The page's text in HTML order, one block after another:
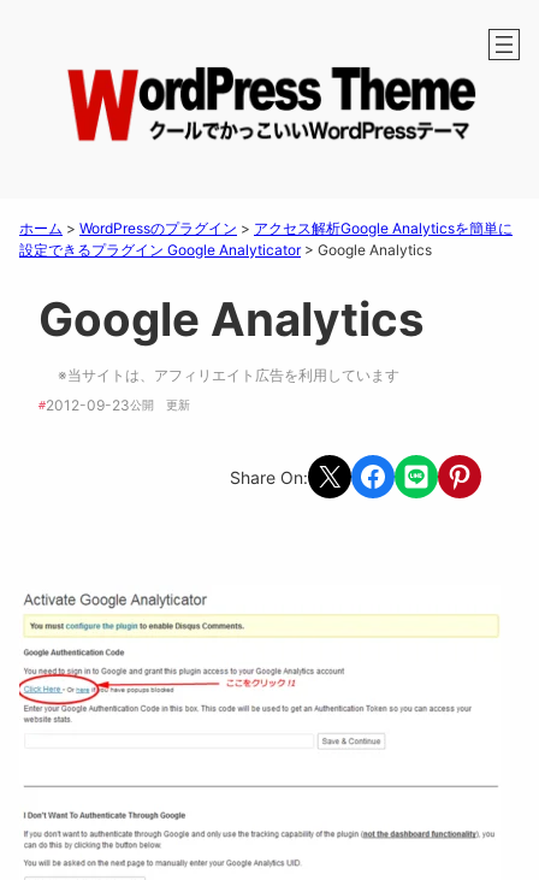
ホーム > WordPressのプラグイン > アクセス解析Google Analyticsを簡単に
設定できるプラグイン Google Analyticator> Google Analytics
Google Analytics
※当サイトは、アフィリエイト広告を利用しています
#2012-09-23公開 更新
Share On: Share on X Share on Facebook
Share on LINEShare on